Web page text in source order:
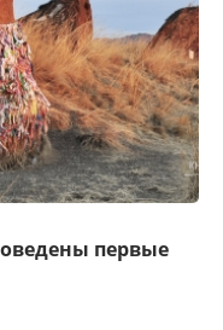
первые